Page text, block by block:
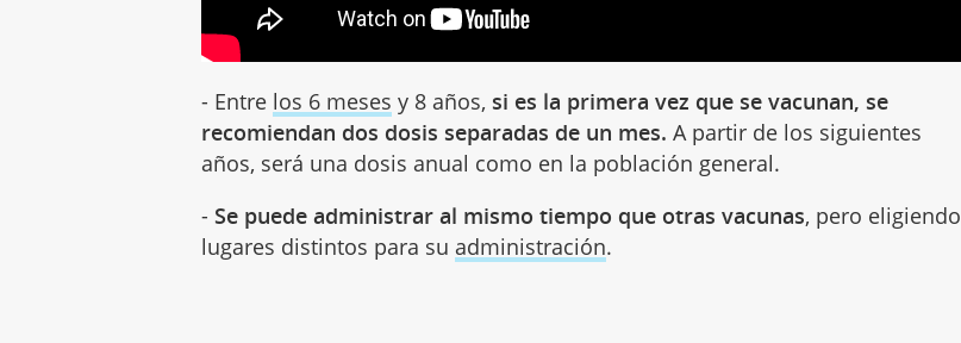
- Entre los 6 meses y 8 años,si es la primera vez que se vacunan, se
recomiendan dos dosis separadas de un mes. A partir de los siguientes
años, será una dosis anual como en la población general.
-Se puede administrar al mismo tiempo que otras vacunas, pero eligiendo
lugares distintos para su administración.